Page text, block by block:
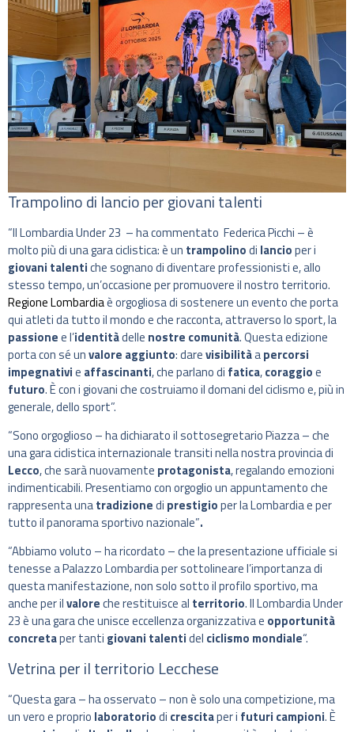
Trampolino di lancio per giovani talenti
“Il Lombardia Under 23 – ha commentato Federica Picchi – è
molto più di una gara ciclistica: è un trampolinodi lancioper i
giovani talentiche sognano di diventare professionisti e, allo
stesso tempo, un’occasione per promuovere il nostro territorio.
Regione Lombardiaè orgogliosa di sostenere un evento che porta
qui atleti da tutto il mondo e che racconta, attraverso lo sport, la
passionee l’identitàdelle nostre comunità. Questa edizione
porta con sé unvalore aggiunto: darevisibilitàapercorsi
impegnativie affascinanti, che parlano di fatica,coraggioe
futuro. È con i giovani che costruiamo il domani del ciclismo e, più in
generale, dello sport”.
“Sono orgoglioso – ha dichiarato il sottosegretario Piazza – che
una gara ciclistica internazionale transiti nella nostra provincia di
Lecco, che sarà nuovamente protagonista, regalando emozioni
indimenticabili. Presentiamo con orgoglio un appuntamento che
rappresenta unatradizionedi prestigioper la Lombardia e per
tutto il panorama sportivo nazionale”.
“Abbiamo voluto – ha ricordato – che la presentazione ufficiale si
tenesse a Palazzo Lombardia per sottolineare l’importanza di
questa manifestazione, non solo sotto il profilo sportivo, ma
anche per ilvaloreche restituisce al territorio. Il Lombardia Under
23 è una gara che unisce eccellenza organizzativa e opportunità
concretaper tanti giovani talentidel ciclismo mondiale“.
Vetrina per il territorio Lecchese
“Questa gara – ha osservato – non è solo una competizione, ma
un vero e proprio laboratoriodi crescitaper i futuri campioni. È